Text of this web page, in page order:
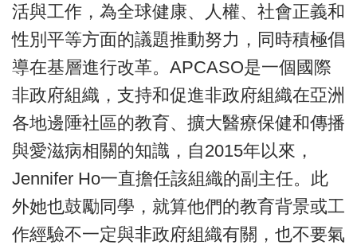
活與工作，為全球健康、人權、社會正義和
性別平等方面的議題推動努力，同時積極倡
導在基層進行改革。APCASO是一個國際
非政府組織，支持和促進非政府組織在亞洲
各地邊陲社區的教育、擴大醫療保健和傳播
與愛滋病相關的知識，自2015年以來，
Jennifer Ho一直擔任該組織的副主任。此
外她也鼓勵同學，就算他們的教育背景或工
作經驗不一定與非政府組織有關，也不要氣